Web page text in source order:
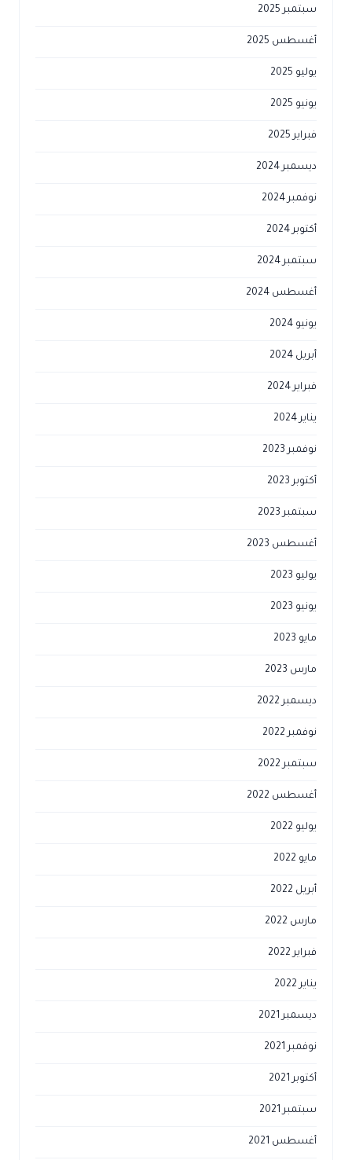
سبتمبر 2025
أغسطس 2025
يوليو 2025
يونيو 2025
فبراير 2025
ديسمبر 2024
نوفمبر 2024
أكتوبر 2024
سبتمبر 2024
أغسطس 2024
يونيو 2024
أبريل 2024
فبراير 2024
يناير 2024
نوفمبر 2023
أكتوبر 2023
سبتمبر 2023
أغسطس 2023
يوليو 2023
يونيو 2023
مايو 2023
مارس 2023
ديسمبر 2022
نوفمبر 2022
سبتمبر 2022
أغسطس 2022
يوليو 2022
مايو 2022
أبريل 2022
مارس 2022
فبراير 2022
يناير 2022
ديسمبر 2021
نوفمبر 2021
أكتوبر 2021
سبتمبر 2021
أغسطس 2021